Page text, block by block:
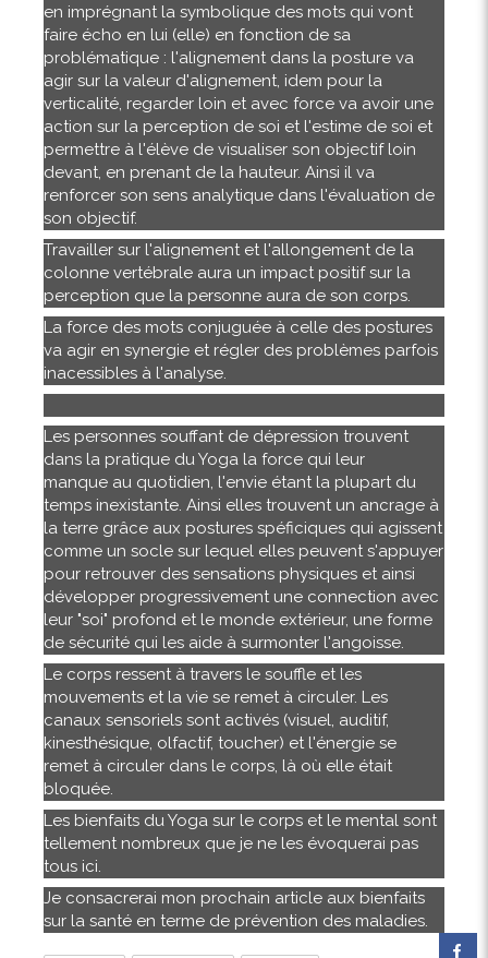
en imprégnant la symbolique des mots qui vont
faire écho en lui (elle) en fonction de sa
problématique : l'alignement dans la posture va
agir sur la valeur d'alignement, idem pour la
verticalité, regarder loin et avec force va avoir une
action sur la perception de soi et l'estime de soi et
permettre à l'élève de visualiser son objectif loin
devant, en prenant de la hauteur. Ainsi il va
renforcer son sens analytique dans l'évaluation de
son objectif.
Travailler sur l'alignement et l'allongement de la
colonne vertébrale aura un impact positif sur la
perception que la personne aura de son corps.
La force des mots conjuguée à celle des postures
va agir en synergie et régler des problèmes parfois
inacessibles à l'analyse.
Les personnes souffant de dépression trouvent
dans la pratique du Yoga la force qui leur
manque au quotidien, l'envie étant la plupart du
temps inexistante. Ainsi elles trouvent un ancrage à
la terre grâce aux postures spéficiques qui agissent
comme un socle sur lequel elles peuvent s'appuyer
pour retrouver des sensations physiques et ainsi
développer progressivement une connection avec
leur "soi" profond et le monde extérieur, une forme
de sécurité qui les aide à surmonter l'angoisse.
Le corps ressent à travers le souffle et les
mouvements et la vie se remet à circuler. Les
canaux sensoriels sont activés (visuel, auditif,
kinesthésique, olfactif, toucher) et l'énergie se
remet à circuler dans le corps, là où elle était
bloquée.
Les bienfaits du Yoga sur le corps et le mental sont
tellement nombreux que je ne les évoquerai pas
tous ici.
Je consacrerai mon prochain article aux bienfaits
sur la santé en terme de prévention des maladies.